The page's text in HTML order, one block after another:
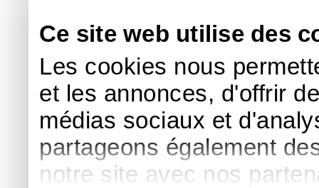
Ce site web utilise des
Les cookies nous
et les annonces, d'offrir
médias sociaux et
partageons également
notre site avec nos